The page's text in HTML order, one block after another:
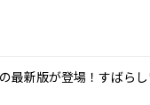
最新版が登場！すばら